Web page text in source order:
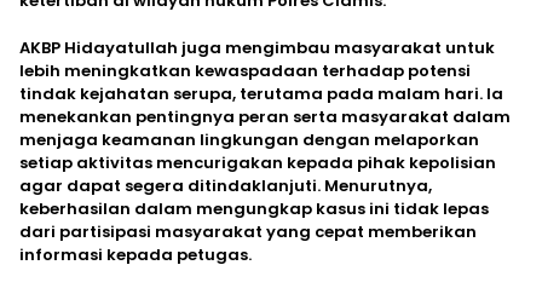
AKBP Hidayatullah juga mengimbau masyarakat untuk
lebih meningkatkan kewaspadaan terhadap potensi
tindak kejahatan serupa, terutama pada malam hari. Ia
menekankan pentingnya peran serta masyarakat dalam
menjaga keamanan lingkungan dengan melaporkan
setiap aktivitas mencurigakan kepada pihak kepolisian
agar dapat segera ditindaklanjuti. Menurutnya,
keberhasilan dalam mengungkap kasus ini tidak lepas
dari partisipasi masyarakat yang cepat memberikan
informasi kepada petugas.